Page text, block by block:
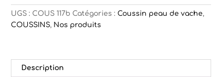
noir
Nairobi
UGS : COUS 117b Catégories :Coussin peau de vache,
COUSSINS, Nos produits
Description